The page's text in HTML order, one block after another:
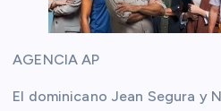
AGENCIA AP
El dominicano Jean Segura y